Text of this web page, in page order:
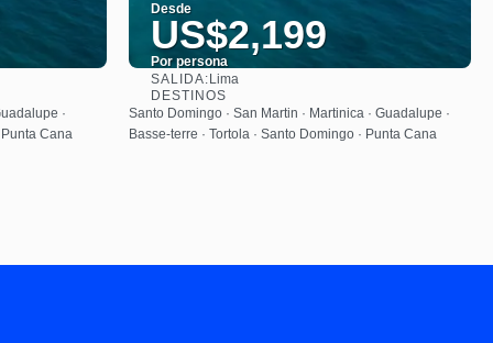
·
Punta Cana
Desde
US$2,199
Por persona
SALIDA: Lima
DESTINOS
Santo Domingo · San Martin · Martinica · Guadalupe ·
Basse-terre · Tortola · Santo Domingo · Punta Cana